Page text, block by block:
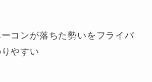
コンが落ちた勢いをフライパ
やすい